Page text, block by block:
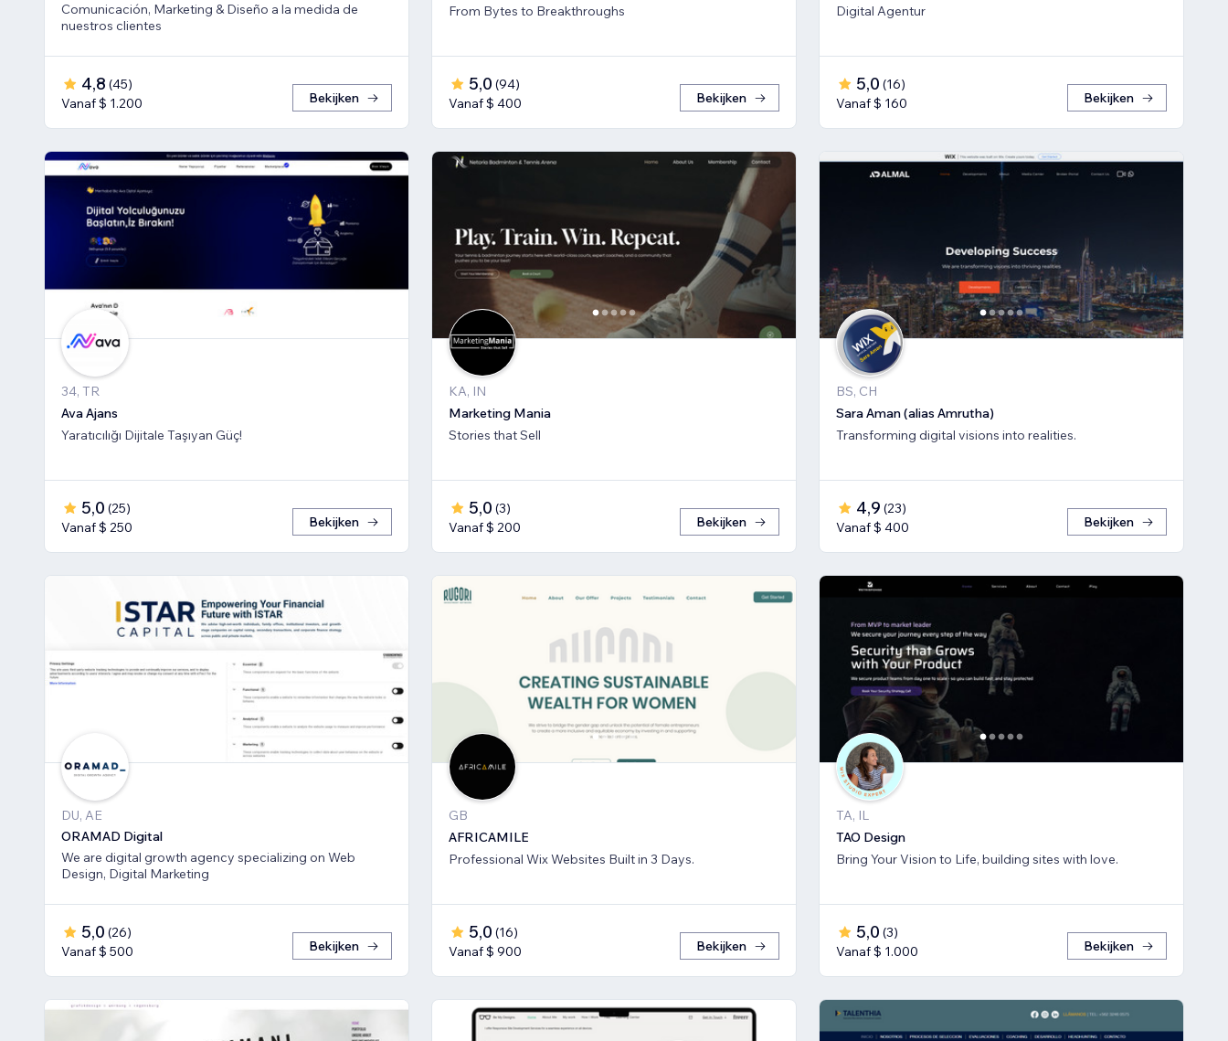
Comunicación, Marketing & Diseño a la medida de
nuestros clientes
4,8 (45)
Vanaf $ 1.200
Bekijken
From Bytes to Breakthroughs
5,0 (94)
Vanaf $ 400
Bekijken
Digital Agentur
5,0 (16)
Vanaf $ 160
Bekijken
34, TR
Ava Ajans
Yaratıcılığı Dijitale Taşıyan Güç!
5,0 (25)
Vanaf $ 250
Bekijken
KA, IN
Marketing Mania
Stories that Sell
5,0 (3)
Vanaf $ 200
Bekijken
BS, CH
Sara Aman (alias Amrutha)
Transforming digital visions into realities.
4,9 (23)
Vanaf $ 400
Bekijken
DU, AE
ORAMAD Digital
We are digital growth agency specializing on Web
Design, Digital Marketing
5,0 (26)
Vanaf $ 500
Bekijken
GB
AFRICAMILE
Professional Wix Websites Built in 3 Days.
5,0 (16)
Vanaf $ 900
Bekijken
TA, IL
TAO Design
Bring Your Vision to Life, building sites with love.
5,0 (3)
Vanaf $ 1.000
Bekijken